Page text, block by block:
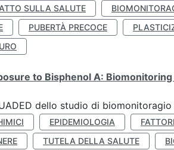
SULLA SALUTE
PUBERTÀ PRECOCE
to Bisphenol A: Biomonitoring
dello studio di
EPIDEMIOLOGIA
TUTELA DELLA SALUTE